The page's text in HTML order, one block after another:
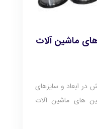
ماشین آلات
ابعاد و سايزهاي
های ماشین آلات